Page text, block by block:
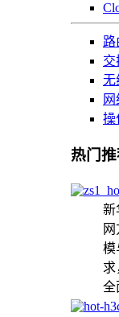
路
交
无
操
热门
新
模
求
全